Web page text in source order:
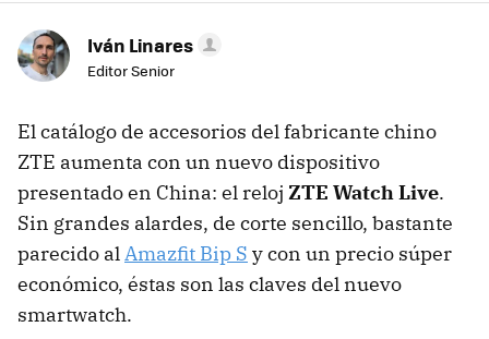
Iván Linares
Editor Senior
El catálogo de accesorios del fabricante chino
ZTE aumenta con un nuevo dispositivo
presentado en China: el reloj ZTE Watch Live.
Sin grandes alardes, de corte sencillo, bastante
parecido alAmazfit Bip S y con un precio súper
económico, éstas son las claves del nuevo
smartwatch.